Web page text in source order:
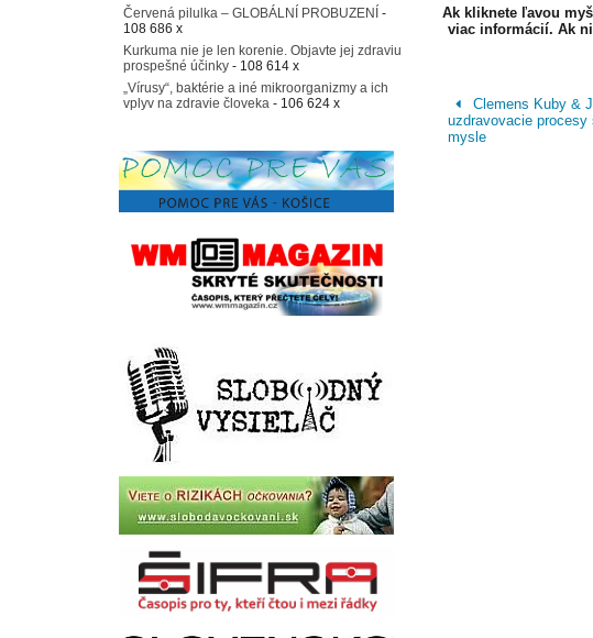
Ak kliknete ľavou
viac informácií. Ak
Clemens Kuby &
uzdravovacie
mysle
Červená pilulka – GLOBÁLNÍ PROBUZENÍ -
108 686 x
Kurkuma nie je len korenie. Objavte jej zdraviu
prospešné účinky - 108 614 x
„Vírusy“, baktérie a iné mikroorganizmy a ich
vplyv na zdravie človeka - 106 624 x